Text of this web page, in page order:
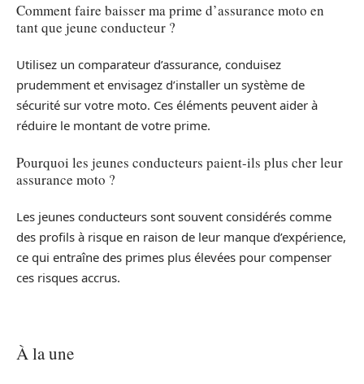
Comment faire baisser ma prime d’assurance moto en
tant que jeune conducteur ?
Utilisez un comparateur d’assurance, conduisez
prudemment et envisagez d’installer un système de
sécurité sur votre moto. Ces éléments peuvent aider à
réduire le montant de votre prime.
Pourquoi les jeunes conducteurs paient-ils plus cher leur
assurance moto ?
Les jeunes conducteurs sont souvent considérés comme
des profils à risque en raison de leur manque d’expérience,
ce qui entraîne des primes plus élevées pour compenser
ces risques accrus.
À la une